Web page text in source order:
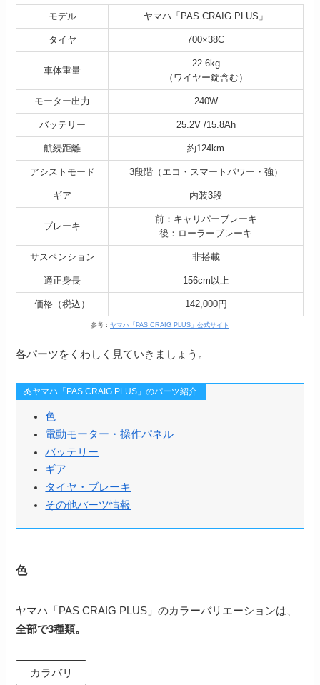
モデル ヤマハ「PAS CRAIG PLUS」
タイヤ 700×38C
車体重量
22.6kg
（ワイヤー錠含む）
モーター出力 240W
バッテリー 25.2V /15.8Ah
航続距離 約124km
アシストモード 3段階（エコ・スマートパワー・強）
ギア 内装3段
ブレーキ
前：キャリパーブレーキ
後：ローラーブレーキ
サスペンション 非搭載
適正身長 156cm以上
価格（税込） 142,000円
参考： ヤマハ「PAS CRAIG PLUS」公式サイト
各パーツをくわしく見ていきましょう。
ヤマハ「PAS CRAIG PLUS」のパーツ紹介
色
電動モーター・操作パネル
バッテリー
ギア
タイヤ・ブレーキ
その他パーツ情報
色
ヤマハ「PAS CRAIG PLUS」のカラーバリエーションは、
全部で3種類。
カラバリ